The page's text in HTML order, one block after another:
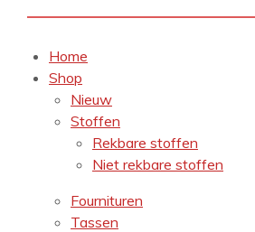
Home
Shop
Nieuw
Stoffen
Rekbare stoffen
Niet rekbare stoffen
Fournituren
Tassen